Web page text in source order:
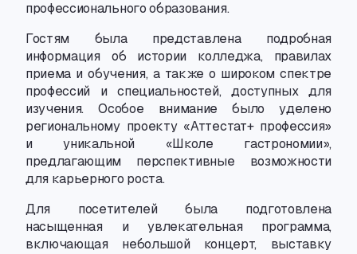
профессионального образования.
Гостям была представлена подробная
информация об истории колледжа,
правилах
приема и обучения, а также о широком спектре
профессий и специальностей,
доступных для
изучения. Особое внимание было уделено
региональному проекту «Аттестат+ профессия»
и уникальной «Школе гастрономии»,
предлагающим перспективные возможности
для карьерного роста.
Для посетителей была подготовлена
насыщенная и увлекательная программа,
включающая небольшой концерт,
выставку